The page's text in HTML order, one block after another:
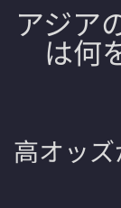
アジア
は何
高オッ